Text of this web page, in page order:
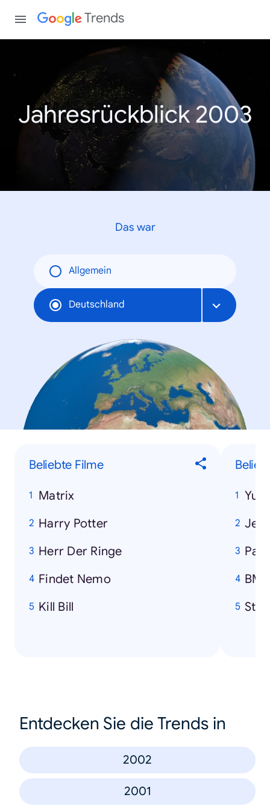
Trends
Jahresrückblick 2003
Das war
Allgemein
Deutschland
Beliebte Filme
Matrix
Harry Potter
Herr Der Ringe
Findet Nemo
Kill Bill
Yu-
Entdecken Sie die Trends in
2002
2001